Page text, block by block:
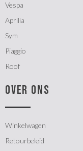
Vespa
Aprilia
Sym
Piaggio
Roof
OVER ONS
Winkelwagen
Retourbeleid